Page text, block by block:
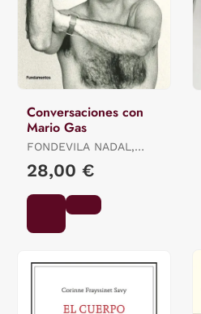
Conversaciones con
Mario Gas
FONDEVILA NADAL,
BOZZO, TERESA
28,00 €